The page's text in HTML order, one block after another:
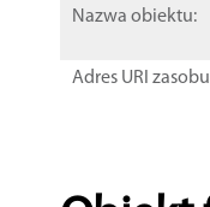
Nazwa obiektu:
Adres URI